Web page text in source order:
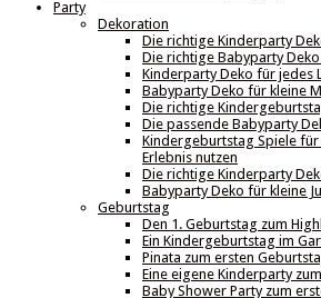
Party
Dekoration
Die richtige Kinderparty
Die richtige Babyparty
Kinderparty Deko für jedes
Babyparty Deko für kleine
Die richtige
Die passende Babyparty
Kindergeburtstag Spiele
Erlebnis nutzen
Die richtige Kinderparty
Babyparty Deko für kleine
Geburtstag
Den 1. Geburtstag zum
Ein Kindergeburtstag im
Pinata zum ersten
Eine eigene Kinderparty
Baby Shower Party zum